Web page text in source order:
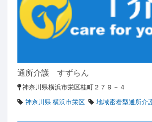
通所介護 すずらん
神奈川県横浜市栄区桂町２７９－４
神奈川県 横浜市栄区
地域密着型通所介